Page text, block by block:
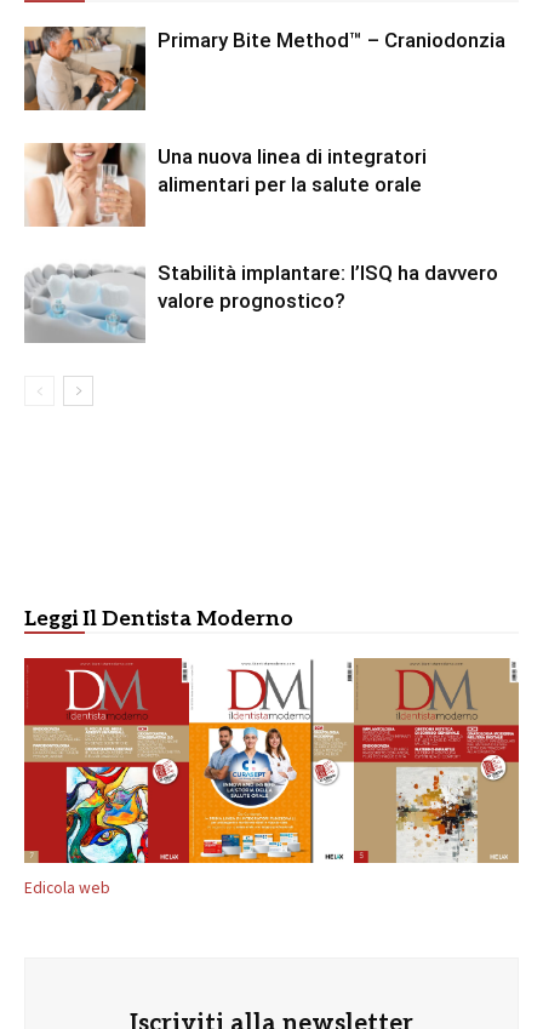
Primary Bite Method™ – Craniodonzia
Una nuova linea di integratori
alimentari per la salute orale
Stabilità implantare: l’ISQ ha davvero
valore prognostico?
Leggi Il Dentista Moderno
Edicola web